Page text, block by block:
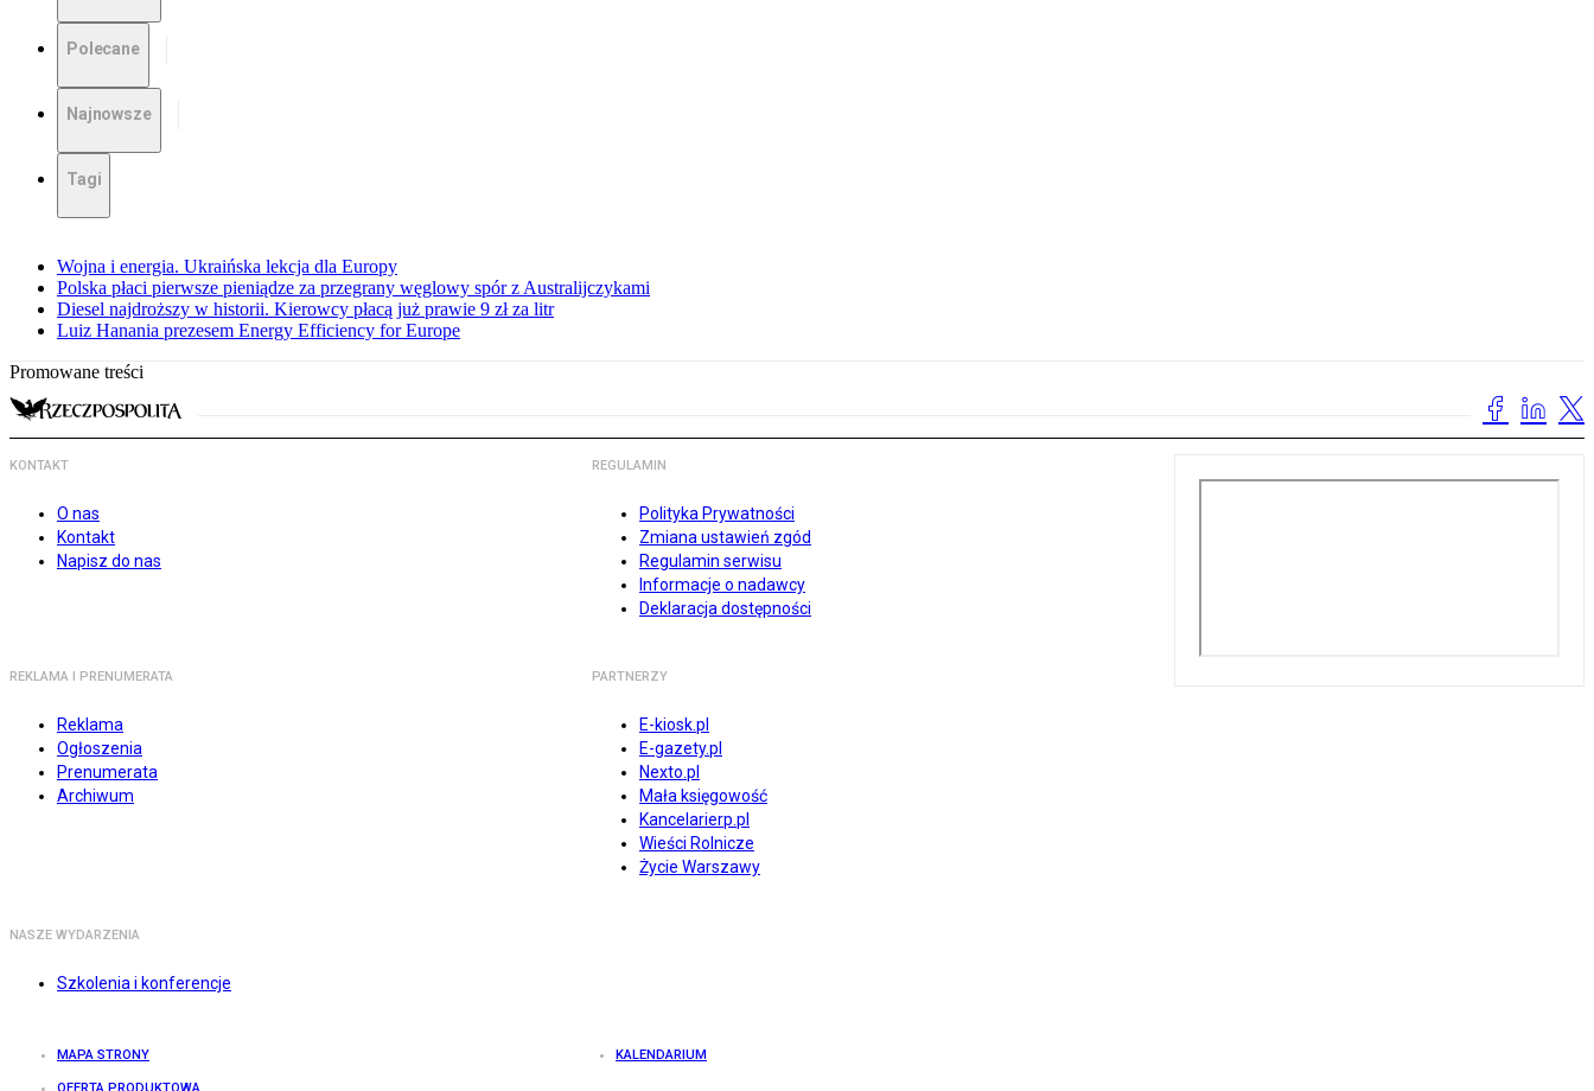
Polecane
Najnowsze
Tagi
Wojna i energia. Ukraińska lekcja dla Europy
Polska płaci pierwsze pieniądze za przegrany węglowy spór z Australijczykami
Diesel najdroższy w historii. Kierowcy płacą już prawie 9 zł za litr
Luiz Hanania prezesem Energy Efficiency for Europe
Promowane treści
KONTAKT
O nas
Kontakt
Napisz do nas
REGULAMIN
Polityka Prywatności
Zmiana ustawień zgód
Regulamin serwisu
Informacje o nadawcy
Deklaracja dostępności
REKLAMA I PRENUMERATA
Reklama
Ogłoszenia
Prenumerata
Archiwum
PARTNERZY
E-kiosk.pl
E-gazety.pl
Nexto.pl
Mała księgowość
Kancelarierp.pl
Wieści Rolnicze
Życie Warszawy
NASZE WYDARZENIA
Szkolenia i konferencje
MAPA STRONY KALENDARIUM